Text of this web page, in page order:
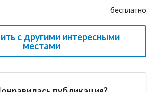
бесплатно
с другими интересными
местами